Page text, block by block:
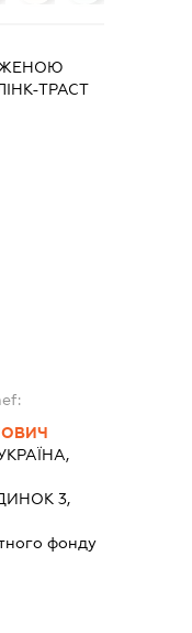
ТРАСТ
3,
фонду